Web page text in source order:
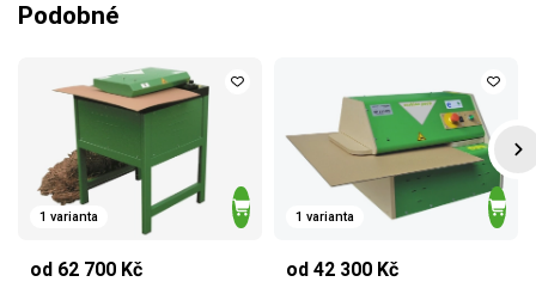
Podobné
1 varianta
od 62 700 Kč
1 varianta
od 42 300 Kč